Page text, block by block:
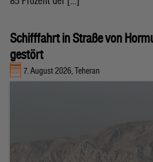
Schifffahrt in Straße von
gestört
7. August 2026, Teheran